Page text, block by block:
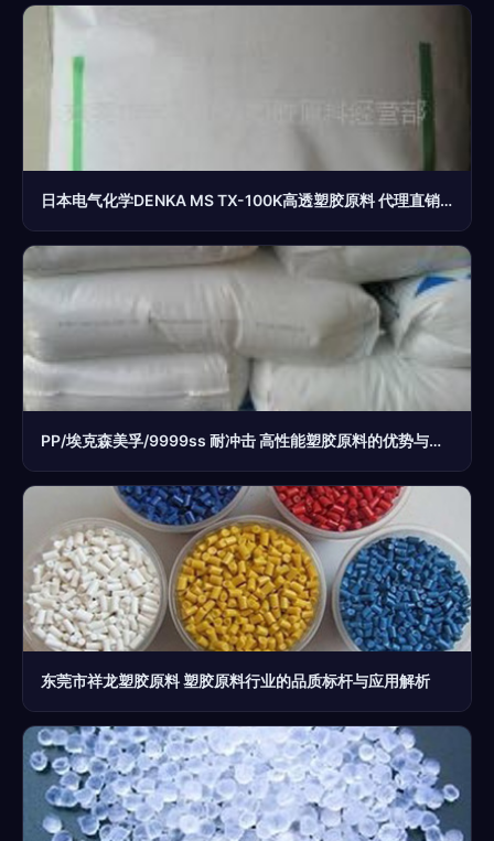
日本电气化学DENKA MS TX-100K高透塑胶原料 代理直销价格与性能解析
PP/埃克森美孚/9999ss 耐冲击 高性能塑胶原料的优势与应用
东莞市祥龙塑胶原料 塑胶原料行业的品质标杆与应用解析